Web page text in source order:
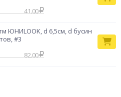
41.00
ЮНИLOOK, d 6,5см, d бусин
#3
82.00